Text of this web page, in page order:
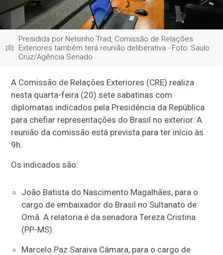
Presidida por Nelsinho Trad, Comissão de Relações
Exteriores também terá reunião deliberativa - Foto: Saulo
Cruz/Agência Senado
A Comissão de Relações Exteriores (CRE) realiza
nesta quarta-feira (20) sete sabatinas com
diplomatas indicados pela Presidência da República
para chefiar representações do Brasil no exterior. A
reunião da comissão está prevista para ter início às
9h.
Os indicados são:
João Batista do Nascimento Magalhães, para o
cargo de embaixador do Brasil no Sultanato de
Omã. A relatoria é da senadora Tereza Cristina
(PP-MS).
Marcelo Paz Saraiva Câmara, para o cargo de